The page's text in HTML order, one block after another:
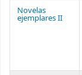
Novelas
ejemplares II